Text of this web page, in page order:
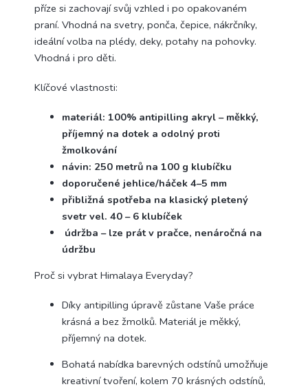
příze si zachovají svůj vzhled i po opakovaném
praní. Vhodná na svetry, ponča, čepice, nákrčníky,
ideální volba na plédy, deky, potahy na pohovky.
Vhodná i pro děti.
Klíčové vlastnosti:
materiál: 100% antipilling akryl – měkký,
příjemný na dotek a odolný proti
žmolkování
návin: 250 metrů na 100 g klubíčku
doporučené jehlice/háček 4–5 mm
přibližná spotřeba na klasický pletený
svetr vel. 40 – 6 klubíček
údržba – lze prát v pračce, nenáročná na
údržbu
Proč si vybrat Himalaya Everyday?
Díky antipilling úpravě zůstane Vaše práce
krásná a bez žmolků. Materiál je měkký,
příjemný na dotek.
Bohatá nabídka barevných odstínů umožňuje
kreativní tvoření, kolem 70 krásných odstínů,